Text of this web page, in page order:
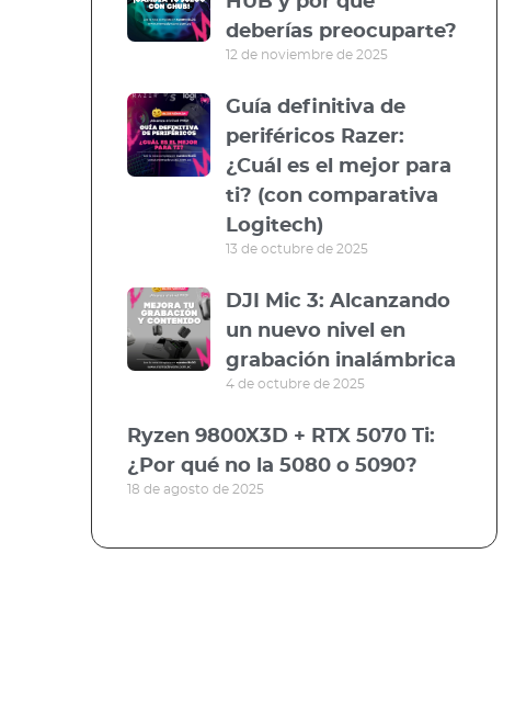
deberías preocuparte?
12 de noviembre de 2025
Guía definitiva de
periféricos Razer:
¿Cuál es el mejor para
ti? (con comparativa
Logitech)
13 de octubre de 2025
DJI Mic 3: Alcanzando
un nuevo nivel en
grabación inalámbrica
4 de octubre de 2025
Ryzen 9800X3D + RTX 5070 Ti:
¿Por qué no la 5080 o 5090?
18 de agosto de 2025